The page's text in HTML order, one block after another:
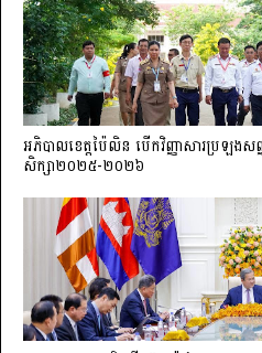
អភិបាលខេត្តប៉ៃលិន បើកវិញ្ញាសារប្រឡងស
សិក្សា២០២៥-២០២៦